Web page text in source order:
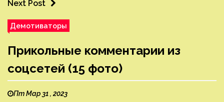
Next Post
Демотиваторы
Прикольные комментарии из
соцсетей (15 фото)
Пт Мар 31 , 2023